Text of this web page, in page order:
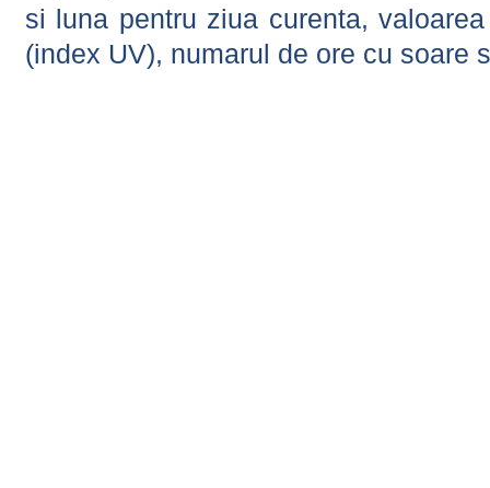
si luna pentru ziua curenta,
(index UV), numarul de ore cu soare